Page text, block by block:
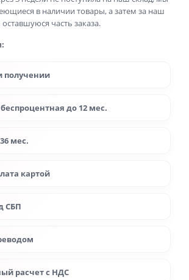
в наличии товары, а затем за наш
часть заказа.
получении
до 12 мес.
мес.
картой
СБП
расчет с НДС